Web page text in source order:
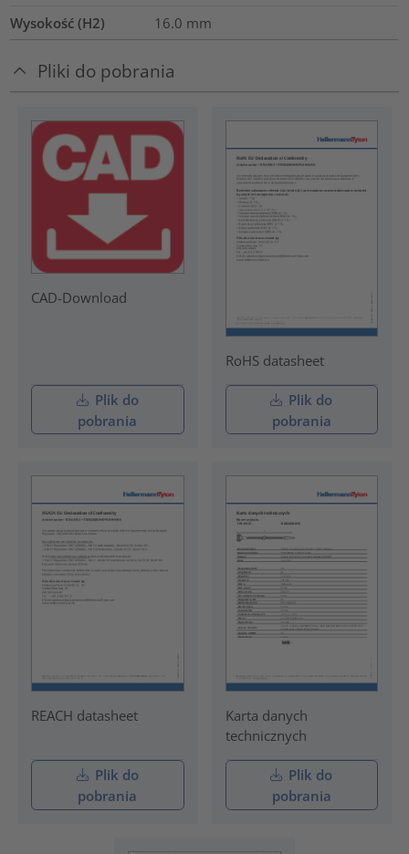
Wysokość (H2)
16.0 mm
Pliki do pobrania
CAD-Download
Plik do
pobrania
RoHS datasheet
Plik do
pobrania
REACH datasheet
Plik do
pobrania
Karta danych
technicznych
Plik do
pobrania